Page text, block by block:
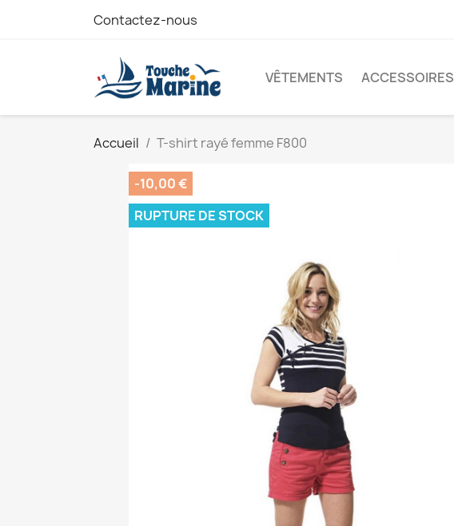
Contactez-nous
VÊTEMENTS ACCESSOIRES
Accueil T-shirt rayé femme F800
-10,00 €
RUPTURE DE STOCK